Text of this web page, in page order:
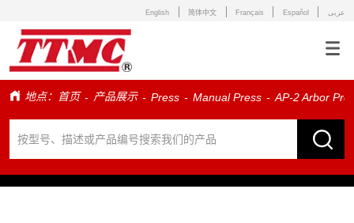
English 简体中文 Français Español عربى
地点： 首页 - 产品展示 - Press - Manual Press - AP-2 Arbor